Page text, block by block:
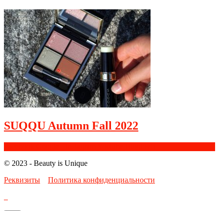
SUQQU Autumn Fall 2022
© 2023 - Beauty is Unique
Реквизиты
Политика конфиденциальности